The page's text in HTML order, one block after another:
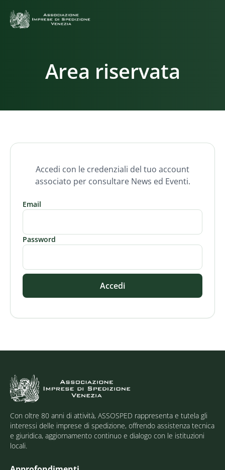
Area riservata
Accedi con le credenziali del tuo account
associato per consultare News ed Eventi.
Email
Password
Accedi
Con oltre 80 anni di attività, ASSOSPED rappresenta e tutela gli
interessi delle imprese di spedizione, offrendo assistenza tecnica
e giuridica, aggiornamento continuo e dialogo con le istituzioni
locali.